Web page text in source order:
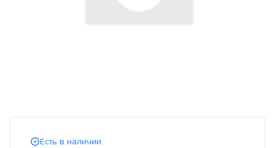
Есть в наличии